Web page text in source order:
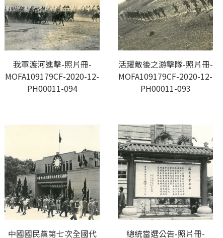
我軍渡河進擊-照片冊-
MOFA109179CF-2020-12-
PH00011-094
活躍敵後之游擊隊-照片冊-
MOFA109179CF-2020-12-
PH00011-093
中國國民黨第七次全國代
總統當選公告-照片冊-